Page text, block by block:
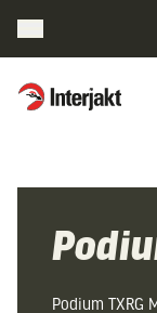
Interjakt SE
Podium TXRG